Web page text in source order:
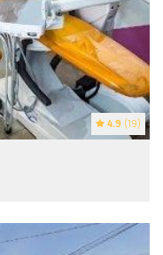
4.9 (19)